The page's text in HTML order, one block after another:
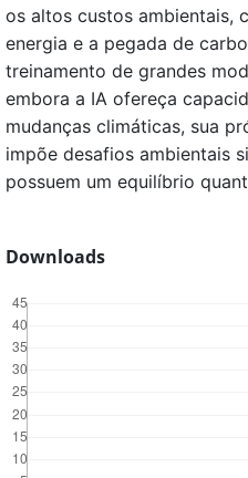
os altos custos ambientais,
energia e a pegada de
treinamento de grandes
embora a IA ofereça
mudanças climáticas, sua
impõe desafios ambientais
possuem um equilíbrio
Downloads